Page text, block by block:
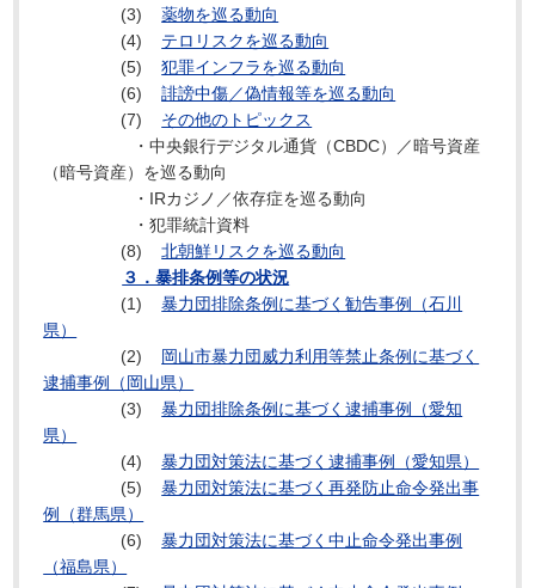
(3)
薬物を巡る動向
(4)
テロリスクを巡る動向
(5)
犯罪インフラを巡る動向
(6)
誹謗中傷／偽情報等を巡る動向
(7)
その他のトピックス
・中央銀行デジタル通貨（CBDC）／暗号資産
（暗号資産）を巡る動向
・IRカジノ／依存症を巡る動向
・犯罪統計資料
(8)
北朝鮮リスクを巡る動向
３．暴排条例等の状況
(1)
暴力団排除条例に基づく勧告事例（石川
県）
(2)
岡山市暴力団威力利用等禁止条例に基づく
逮捕事例（岡山県）
(3)
暴力団排除条例に基づく逮捕事例（愛知
県）
(4)
暴力団対策法に基づく逮捕事例（愛知県）
(5)
暴力団対策法に基づく再発防止命令発出事
例（群馬県）
(6)
暴力団対策法に基づく中止命令発出事例
（福島県）